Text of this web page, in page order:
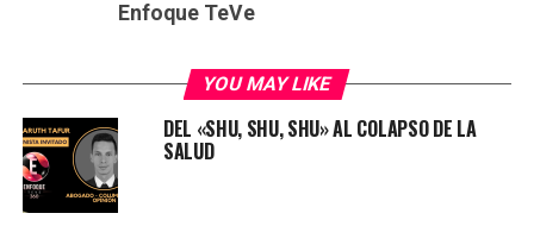
Enfoque TeVe
YOU MAY LIKE
DEL «SHU, SHU, SHU» AL COLAPSO DE LA
SALUD